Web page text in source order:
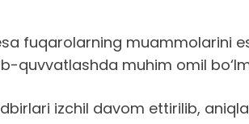
fuqarolarning muammolarini
quvvatlashda muhim omil
izchil davom ettirilib,